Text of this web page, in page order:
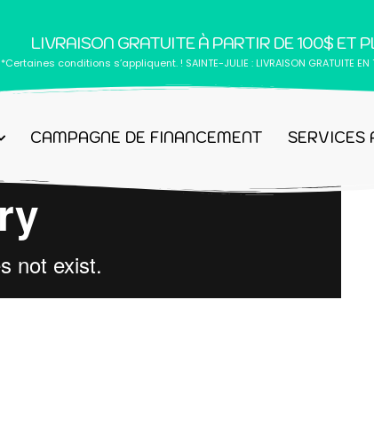
LIVRAISON GRATUITE À PARTIR DE 100$ ET
*Certaines conditions s’appliquent. ! SAINTE-JULIE : LIVRAISON GRATUITE EN
CAMPAGNE DE FINANCEMENT SERVICES